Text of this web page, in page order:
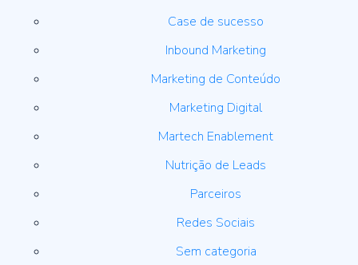
Case de sucesso
Inbound Marketing
Marketing de Conteúdo
Marketing Digital
Martech Enablement
Nutrição de Leads
Parceiros
Redes Sociais
Sem categoria